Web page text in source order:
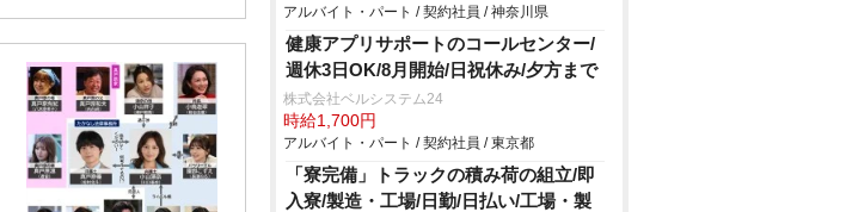
アルバイト・パート / 契約社員 / 神奈川県
健康アプリサポートのコールセンター/
週休3日OK/8月開始/日祝休み/夕方まで
株式会社ベルシステム24
時給1,700円
アルバイト・パート / 契約社員 / 東京都
「寮完備」トラックの積み荷の組立/即
入寮/製造・工場/日勤/日払い/工場・製